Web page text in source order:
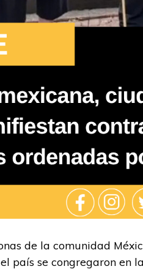
de la comunidad
país se congregaron en